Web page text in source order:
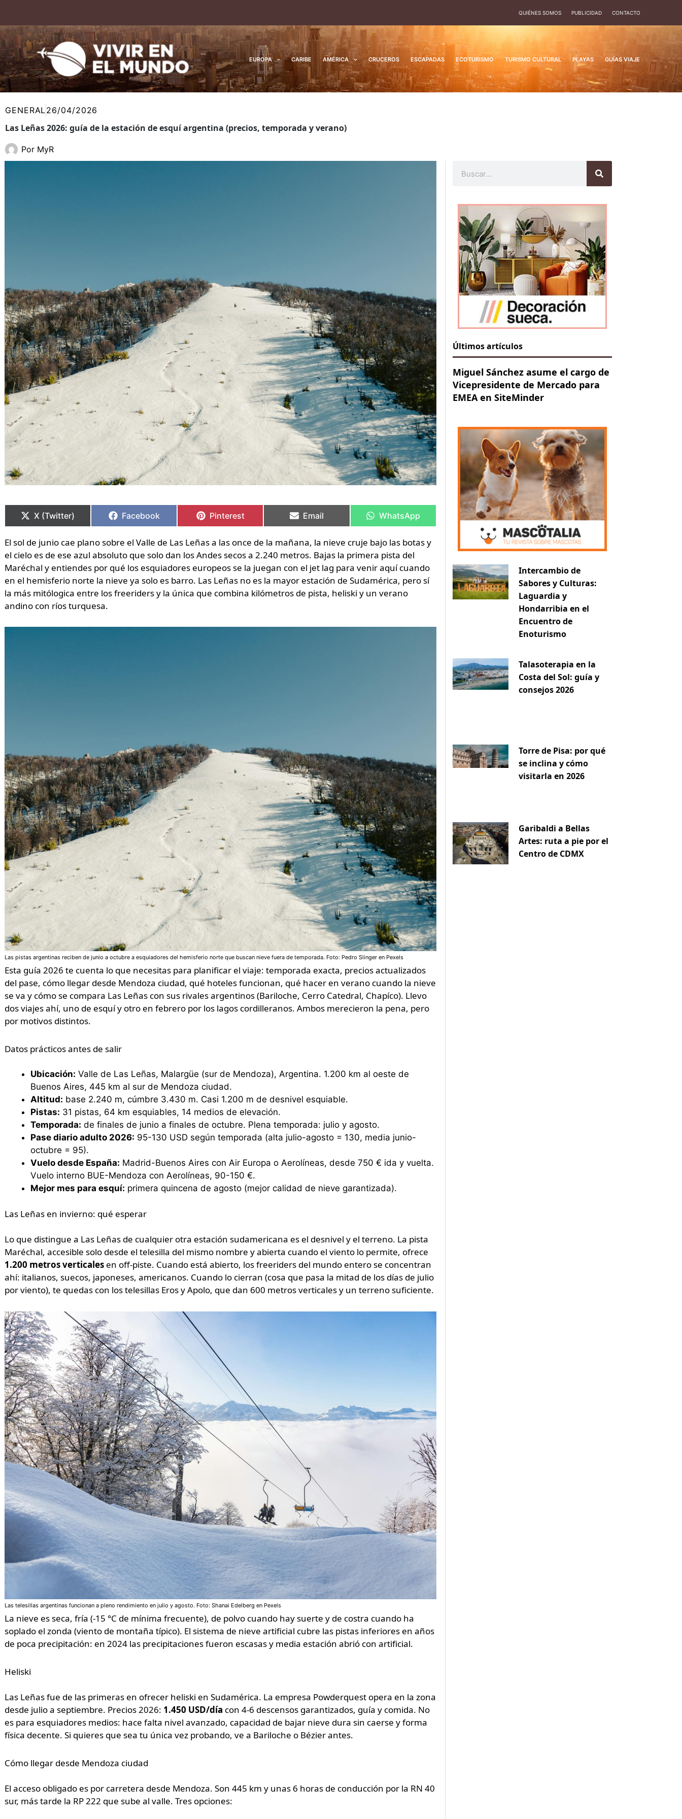
contenido
QUIÉNES SOMOS PUBLICIDAD CONTACTO
EUROPA CARIBE AMÉRICA CRUCEROS ESCAPADAS ECOTURISMO TURISMO CULTURAL PLAYAS GUÍAS VIAJE
GENERAL26/04/2026
Las Leñas 2026: guía de la estación de esquí argentina (precios, temporada y verano)
Por MyR
en
X (Twitter)
en
Facebook
en
Pinterest
en
Email
en
WhatsApp
El sol de junio cae plano sobre el Valle de Las Leñas a las once de la mañana, la nieve cruje bajo las botas y
el cielo es de ese azul absoluto que solo dan los Andes secos a 2.240 metros. Bajas la primera pista del
Maréchal y entiendes por qué los esquiadores europeos se la juegan con el jet lag para venir aquí cuando
en el hemisferio norte la nieve ya solo es barro. Las Leñas no es la mayor estación de Sudamérica, pero sí
la más mitólogica entre los freeriders y la única que combina kilómetros de pista, heliski y un verano
andino con ríos turquesa.
Las pistas argentinas reciben de junio a octubre a esquiadores del hemisferio norte que buscan nieve fuera de temporada. Foto: Pedro Slinger en Pexels
Esta guía 2026 te cuenta lo que necesitas para planificar el viaje: temporada exacta, precios actualizados
del pase, cómo llegar desde Mendoza ciudad, qué hoteles funcionan, qué hacer en verano cuando la nieve
se va y cómo se compara Las Leñas con sus rivales argentinos (Bariloche, Cerro Catedral, Chapíco). Llevo
dos viajes ahí, uno de esquí y otro en febrero por los lagos cordilleranos. Ambos merecieron la pena, pero
por motivos distintos.
Datos prácticos antes de salir
Ubicación: Valle de Las Leñas, Malargüe (sur de Mendoza), Argentina. 1.200 km al oeste de
Buenos Aires, 445 km al sur de Mendoza ciudad.
Altitud: base 2.240 m, cúmbre 3.430 m. Casi 1.200 m de desnivel esquiable.
Pistas: 31 pistas, 64 km esquiables, 14 medios de elevación.
Temporada: de finales de junio a finales de octubre. Plena temporada: julio y agosto.
Pase diario adulto 2026: 95-130 USD según temporada (alta julio-agosto = 130, media junio-
octubre = 95).
Vuelo desde España: Madrid-Buenos Aires con Air Europa o Aerolíneas, desde 750 € ida y vuelta.
Vuelo interno BUE-Mendoza con Aerolíneas, 90-150 €.
Mejor mes para esquí: primera quincena de agosto (mejor calidad de nieve garantizada).
Las Leñas en invierno: qué esperar
Lo que distingue a Las Leñas de cualquier otra estación sudamericana es el desnivel y el terreno. La pista
Maréchal, accesible solo desde el telesilla del mismo nombre y abierta cuando el viento lo permite, ofrece
1.200 metros verticalesen off-piste. Cuando está abierto, los freeriders del mundo entero se concentran
ahí: italianos, suecos, japoneses, americanos. Cuando lo cierran (cosa que pasa la mitad de los días de julio
por viento), te quedas con los telesillas Eros y Apolo, que dan 600 metros verticales y un terreno suficiente.
Las telesillas argentinas funcionan a pleno rendimiento en julio y agosto. Foto: Shanai Edelberg en Pexels
La nieve es seca, fría (-15 °C de mínima frecuente), de polvo cuando hay suerte y de costra cuando ha
soplado el zonda (viento de montaña típico). El sistema de nieve artificial cubre las pistas inferiores en años
de poca precipitación: en 2024 las precipitaciones fueron escasas y media estación abrió con artificial.
Heliski
Las Leñas fue de las primeras en ofrecer heliski en Sudamérica. La empresa Powderquest opera en la zona
desde julio a septiembre. Precios 2026: 1.450 USD/día con 4-6 descensos garantizados, guía y comida. No
es para esquiadores medios: hace falta nivel avanzado, capacidad de bajar nieve dura sin caerse y forma
física decente. Si quieres que sea tu única vez probando, ve a Bariloche o Bézier antes.
Cómo llegar desde Mendoza ciudad
El acceso obligado es por carretera desde Mendoza. Son 445 km y unas 6 horas de conducción por la RN 40
sur, más tarde la RP 222 que sube al valle. Tres opciones:
en
en
en
en
en
Últimos artículos
Miguel Sánchez asume el cargo de
Vicepresidente de Mercado para
EMEA en SiteMinder
Intercambio de
Sabores y Culturas:
Laguardia y
Hondarribia en el
Encuentro de
Enoturismo
Talasoterapia en la
Costa del Sol: guía y
consejos 2026
Torre de Pisa: por qué
se inclina y cómo
visitarla en 2026
Garibaldi a Bellas
Artes: ruta a pie por el
Centro de CDMX